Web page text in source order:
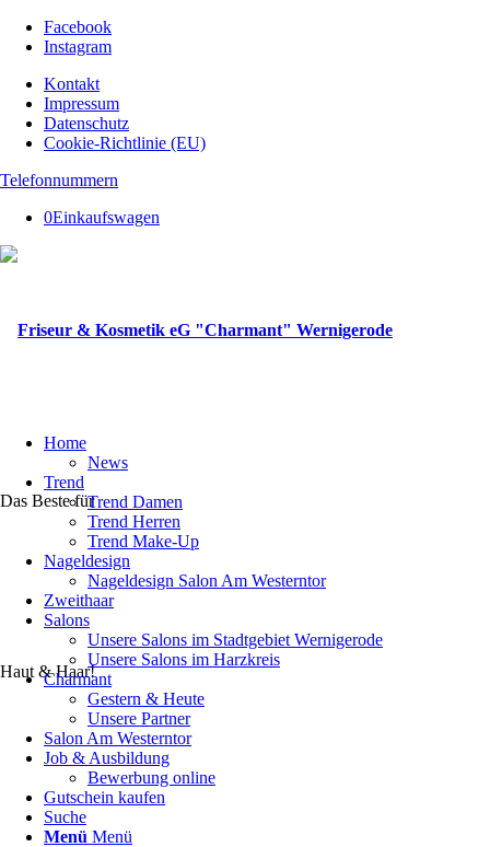
Facebook
Instagram
Kontakt
Impressum
Datenschutz
Cookie-Richtlinie (EU)
Telefonnummern
0Einkaufswagen
Das Beste für
Haut & Haar!
Home
News
Trend
Trend Damen
Trend Herren
Trend Make-Up
Nageldesign
Nageldesign Salon Am Westerntor
Zweithaar
Salons
Unsere Salons im Stadtgebiet Wernigerode
Unsere Salons im Harzkreis
Charmant
Gestern & Heute
Unsere Partner
Salon Am Westerntor
Job & Ausbildung
Bewerbung online
Gutschein kaufen
Suche
Menü Menü